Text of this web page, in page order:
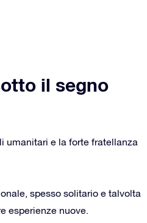
il segno
umanitari e la forte fratellanza
spesso solitario e talvolta
esperienze nuove.